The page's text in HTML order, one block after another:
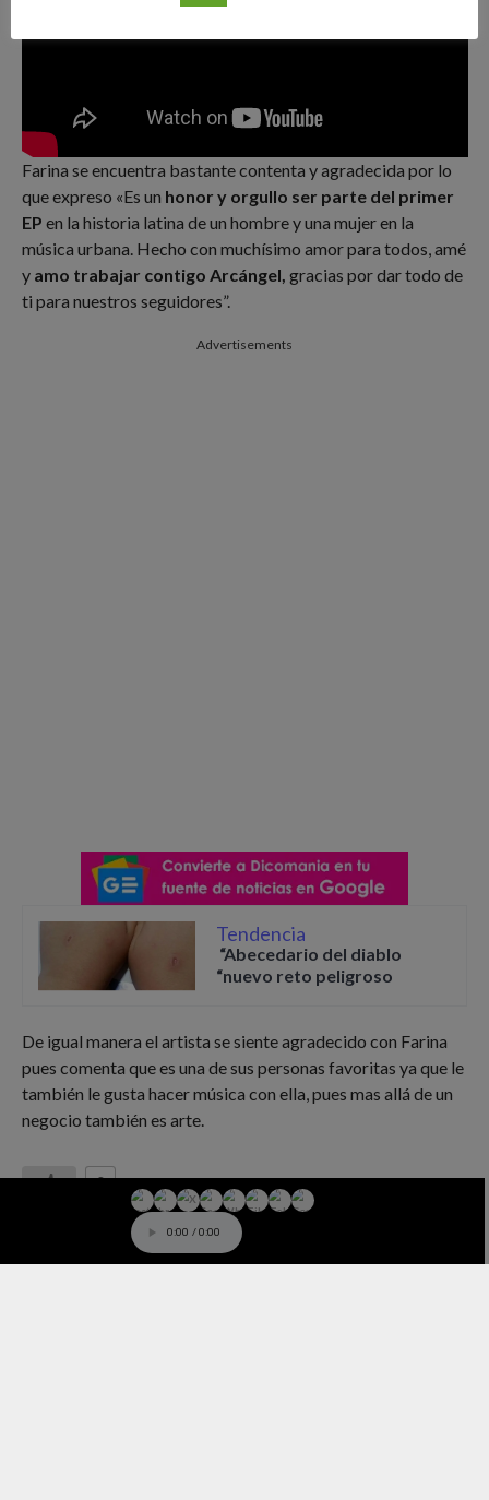
Farina se encuentra bastante contenta y agradecida por lo
que expreso «Es un honor y orgullo ser parte del primer
EP en la historia latina de un hombre y una mujer en la
música urbana. Hecho con muchísimo amor para todos, amé
yamo trabajar contigo Arcángel, gracias por dar todo de
ti para nuestros seguidores”.
Advertisements
Tendencia
“Abecedario del diablo
“nuevo reto peligroso
De igual manera el artista se siente agradecido con Farina
pues comenta que es una de sus personas favoritas ya que le
también le gusta hacer música con ella, pues mas allá de un
negocio también es arte.
0